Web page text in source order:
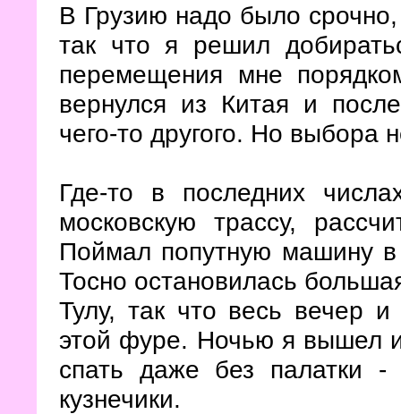
В Грузию надо было
так что я решил
перемещения мне
вернулся из Китая и
чего-то другого. Но выбора
Где-то в последних
московскую трассу,
Поймал попутную машину
Тосно остановилась
Тулу, так что весь вечер
этой фуре. Ночью я вышел
спать даже без палатки
кузнечики.